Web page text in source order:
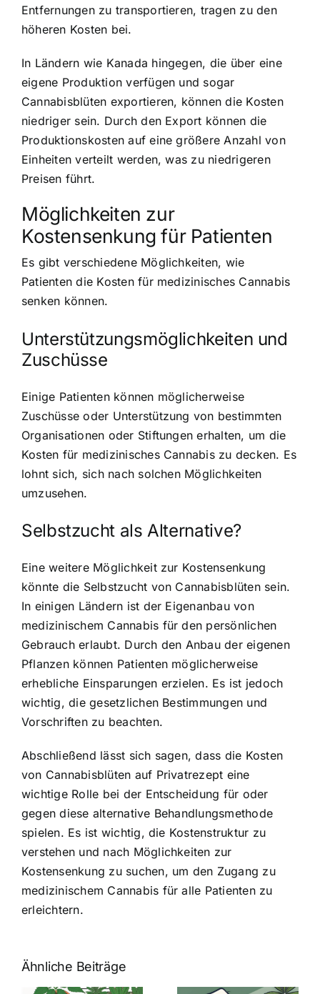
Entfernungen zu transportieren, tragen zu den
höheren Kosten bei.
In Ländern wie Kanada hingegen, die über eine
eigene Produktion verfügen und sogar
Cannabisblüten exportieren, können die Kosten
niedriger sein. Durch den Export können die
Produktionskosten auf eine größere Anzahl von
Einheiten verteilt werden, was zu niedrigeren
Preisen führt.
Möglichkeiten zur
Kostensenkung für Patienten
Es gibt verschiedene Möglichkeiten, wie
Patienten die Kosten für medizinisches Cannabis
senken können.
Unterstützungsmöglichkeiten und
Zuschüsse
Einige Patienten können möglicherweise
Zuschüsse oder Unterstützung von bestimmten
Organisationen oder Stiftungen erhalten, um die
Kosten für medizinisches Cannabis zu decken. Es
lohnt sich, sich nach solchen Möglichkeiten
umzusehen.
Selbstzucht als Alternative?
Eine weitere Möglichkeit zur Kostensenkung
könnte die Selbstzucht von Cannabisblüten sein.
In einigen Ländern ist der Eigenanbau von
medizinischem Cannabis für den persönlichen
Gebrauch erlaubt. Durch den Anbau der eigenen
Pflanzen können Patienten möglicherweise
erhebliche Einsparungen erzielen. Es ist jedoch
wichtig, die gesetzlichen Bestimmungen und
Vorschriften zu beachten.
Abschließend lässt sich sagen, dass die Kosten
von Cannabisblüten auf Privatrezept eine
wichtige Rolle bei der Entscheidung für oder
gegen diese alternative Behandlungsmethode
spielen. Es ist wichtig, die Kostenstruktur zu
verstehen und nach Möglichkeiten zur
Kostensenkung zu suchen, um den Zugang zu
medizinischem Cannabis für alle Patienten zu
erleichtern.
Ähnliche Beiträge
Neue THC-
Grenzwert-